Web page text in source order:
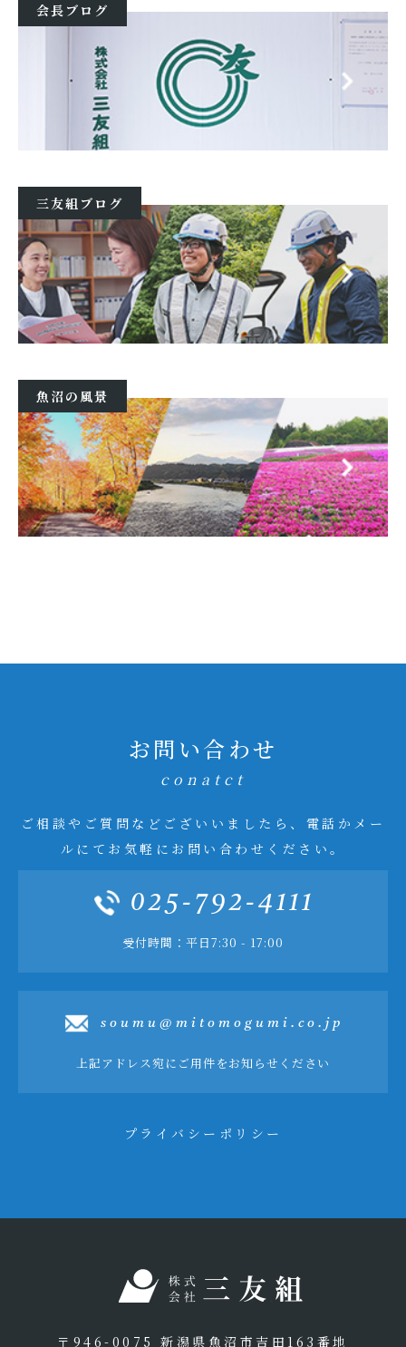
会長ブログ
三友組ブログ
魚沼の風景
お問い合わせ
conatct
ご相談やご質問などございいましたら、電話かメー
ルにてお気軽にお問い合わせください。
025-792-4111
受付時間：平日7:30 - 17:00
soumu@mitomogumi.co.jp
上記アドレス宛にご用件をお知らせください
プライバシーポリシー
〒946-0075 新潟県魚沼市吉田163番地